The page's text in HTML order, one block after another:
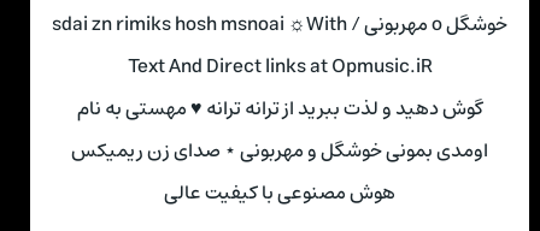
ﺧﻮﺷﮕﻞ o ﻣﻬﺮﺑﻮﻧﻰ / sdai zn rimiks hosh msnoai ☼With
Text And Direct links at Opmusic.iR
گوش دهید و لذت ببرید از ترانه ترانه ♥ مهستی به نام
اوﻣﺪی ﺑﻤﻮﻧﻰ ﺧﻮﺷﮕﻞ و ﻣﻬﺮﺑﻮﻧﻰ ⋆ صدای زن ریمیکس
هوش مصنوعی با کیفیت عالی